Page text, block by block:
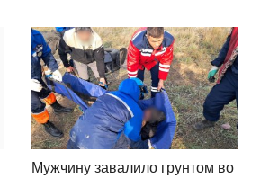
Мужчину завалило грунтом во